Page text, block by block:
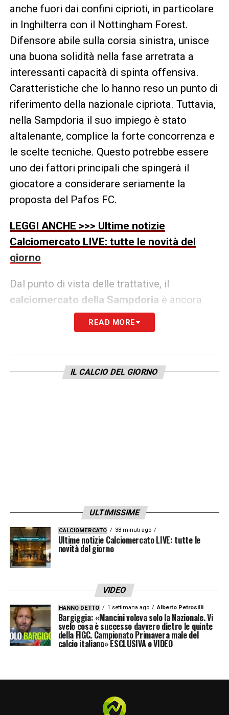
anche fuori dai confini ciprioti, in particolare
in Inghilterra con il Nottingham Forest.
Difensore abile sulla corsia sinistra, unisce
una buona solidità nella fase arretrata a
interessanti capacità di spinta offensiva.
Caratteristiche che lo hanno reso un punto di
riferimento della nazionale cipriota. Tuttavia,
nella Sampdoria il suo impiego è stato
altalenante, complice la forte concorrenza e
le scelte tecniche. Questo potrebbe essere
uno dei fattori principali che spingerà il
giocatore a considerare seriamente la
proposta del Pafos FC.
LEGGI ANCHE >>> Ultime notizie
Calciomercato LIVE: tutte le novità del
giorno
Dal punto di vista delle trattative, il
calciomercato della Sampdoria è ancora
nella fase iniziale dei dialoghi, ma le parti
sembrano intenzionate a trovare un’intesa in
formula: un trasferimento a titolo definitivo o
un prestito con diritto o obbligo di riscatto
mirato in vista dei prossimi impegni
Ilcalciomercato della Sampdoria
conferma vivace e ricco di spunti, con la
situazione Ioannou che potrebbe diventare
uno dei dossier più significativi di questa
finestra di trattative.
LA PLAYLIST DELLE NOSTRE TOP NEWS
READ MORE
IL CALCIO DEL GIORNO
ULTIMISSIME
CALCIOMERCATO 38 minuti ago
Ultime notizie Calciomercato LIVE: tutte le
novità del giorno
VIDEO
HANNO DETTO 1 settimana ago Alberto Petrosilli
Bargiggia: «Mancini voleva solo la Nazionale. Vi
svelo cosa è successo davvero dietro le quinte
della FIGC. Campionato Primavera male del
calcio italiano» ESCLUSIVA e VIDEO